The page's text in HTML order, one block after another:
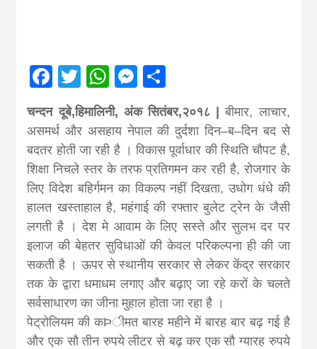
news in hindi
from
news,
khabar
Facebook
TwitterWhatsApp
Messenger
चन्दन दूबे,हिमालिनी, अंक सितंबर,२०१८ |बीमार, लाचार,
असमर्थ और असहाय नेपाल की दुर्दशा दिन–ब–दिन बद से
बदतर होती जा रही है । विकास पूर्वाधार की स्थिति चौपट है,
शिक्षा निचले स्तर के तरफ प्रतिगमन कर रही है, रोजगार के
लिए विदेश बहिर्गमन का विकल्प नहीं दिखता, उधोग धंधे की
हालत खस्ताहाल है, महंगाई की रफ्तार बुलेट ट्रेन के जैसी
लगती है । देश मे आवाम के लिए सस्ते और सुलभ दर पर
इलाज की बेहतर सुविधाओं की केवल परिकल्पना ही की जा
सकती है । ऊपर से स्थानीय सरकार से लेकर केंद्र सरकार
तक के द्वारा धमाधम लगाए और बढ़ाए जा रहे करों के चलते
सर्वसाधारण का जीना मुहाल होता जा रहा है ।
पेट्रोलियम की कÞीमत बारह महीने में बारह बार बढ़ गई है
और एक सौ तीन रुपये लीटर से बढ़ कर एक सौ ग्यारह रुपये